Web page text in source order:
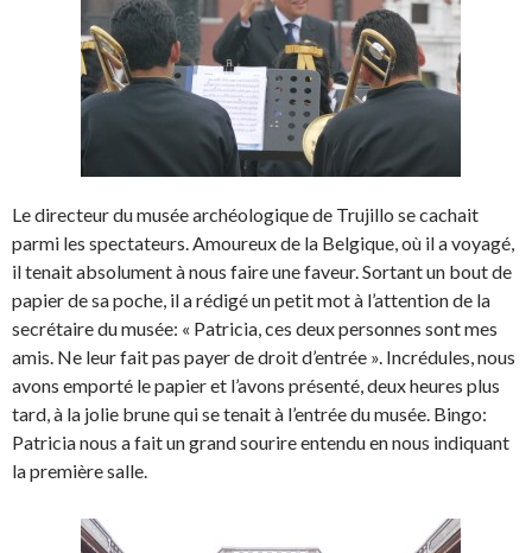
Le directeur du musée archéologique de Trujillo se cachait
parmi les spectateurs. Amoureux de la Belgique, où il a voyagé,
il tenait absolument à nous faire une faveur. Sortant un bout de
papier de sa poche, il a rédigé un petit mot à l’attention de la
secrétaire du musée: « Patricia, ces deux personnes sont mes
amis. Ne leur fait pas payer de droit d’entrée ». Incrédules, nous
avons emporté le papier et l’avons présenté, deux heures plus
tard, à la jolie brune qui se tenait à l’entrée du musée. Bingo:
Patricia nous a fait un grand sourire entendu en nous indiquant
la première salle.